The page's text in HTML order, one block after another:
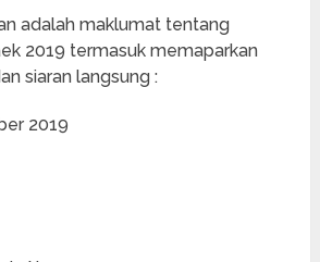
adalah maklumat tentang
2019 termasuk memaparkan
siaran langsung :
2019